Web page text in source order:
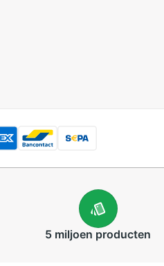
5 miljoen producten